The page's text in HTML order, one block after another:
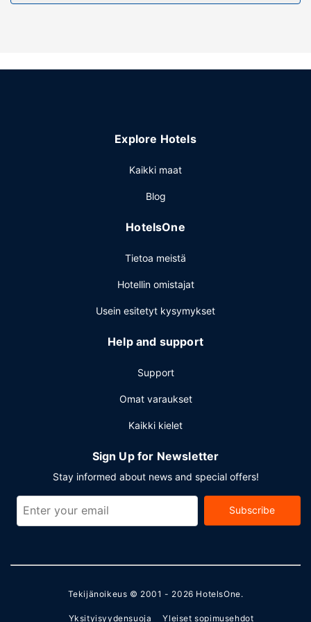
Explore Hotels
Kaikki maat
Blog
HotelsOne
Tietoa meistä
Hotellin omistajat
Usein esitetyt kysymykset
Help and support
Support
Omat varaukset
Kaikki kielet
Sign Up for Newsletter
Stay informed about news and special offers!
Subscribe
Tekijänoikeus © 2001 - 2026 HotelsOne.
Yksityisyydensuoja Yleiset sopimusehdot